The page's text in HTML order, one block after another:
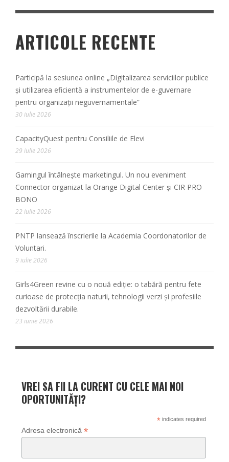
ARTICOLE RECENTE
Participă la sesiunea online „Digitalizarea serviciilor publice
și utilizarea eficientă a instrumentelor de e-guvernare
pentru organizații neguvernamentale”
30 iulie 2026
CapacityQuest pentru Consiliile de Elevi
29 iulie 2026
Gamingul întâlnește marketingul. Un nou eveniment
Connector organizat la Orange Digital Center și CIR PRO
BONO
22 iulie 2026
PNTP lansează înscrierile la Academia Coordonatorilor de
Voluntari.
9 iulie 2026
Girls4Green revine cu o nouă ediție: o tabără pentru fete
curioase de protecția naturii, tehnologii verzi și profesiile
dezvoltării durabile.
23 iunie 2026
VREI SA FII LA CURENT CU CELE MAI NOI
OPORTUNITĂȚI?
*indicates required
Adresa electronică *